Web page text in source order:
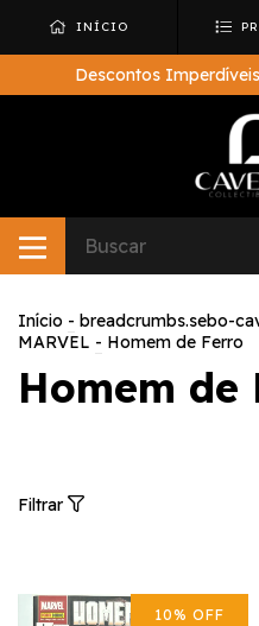
INÍCIO
Descontos
Início - breadcrumbs.sebo-
MARVEL - Homem de Ferro
Homem de
Filtrar
10% OFF